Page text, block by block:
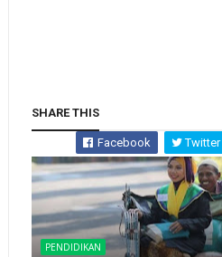
SHARE THIS
Facebook Twitter
PENDIDIKAN